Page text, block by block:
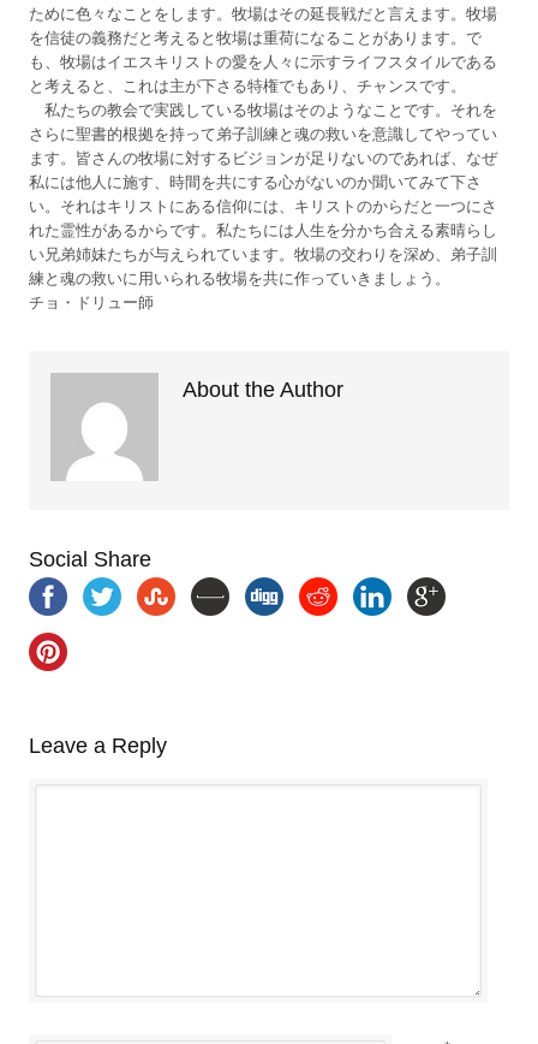
ために色々なことをします。牧場はその延長戦だと言えます。牧場
を信徒の義務だと考えると牧場は重荷になることがあります。で
も、牧場はイエスキリストの愛を人々に示すライフスタイルである
と考えると、これは主が下さる特権でもあり、チャンスです。
私たちの教会で実践している牧場はそのようなことです。それを
さらに聖書的根拠を持って弟子訓練と魂の救いを意識してやってい
ます。皆さんの牧場に対するビジョンが足りないのであれば、なぜ
私には他人に施す、時間を共にする心がないのか聞いてみて下さ
い。それはキリストにある信仰には、キリストのからだと一つにさ
れた霊性があるからです。私たちには人生を分かち合える素晴らし
い兄弟姉妹たちが与えられています。牧場の交わりを深め、弟子訓
練と魂の救いに用いられる牧場を共に作っていきましょう。
チョ・ドリュー師
About the Author
Social Share
Leave a Reply